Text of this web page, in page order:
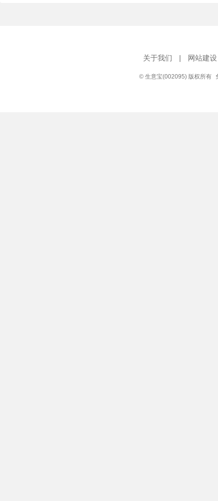
关于我们 | 网站建设
© 生意宝(002095) 版权所有